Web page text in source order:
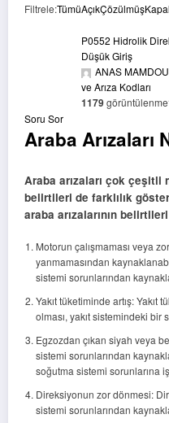
Filtrele:TümüAçıkÇözülmüş
P0552 Hidrolik
Düşük Giriş
ANAS
ve Arıza Kodları
1179görüntülenme
Soru Sor
Araba Arızaları
Araba arızaları çok
belirtileri de farklılık
araba arızalarının
Motorun çalışmaması veya
yanmamasından
sistemi sorunlarından
Yakıt tüketiminde artış:
olması, yakıt sistemindeki bir
Egzozdan çıkan siyah veya
sistemi sorunlarından
soğutma sistemi sorunlarına
Direksiyonun zor dönmesi:
sistemi sorunlarından